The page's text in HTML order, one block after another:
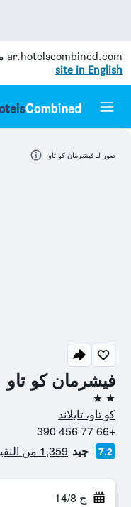
ar.hotelscombined.com
site in English
فيشرمان كو تاو
2 نجمتين
كو تاو، تايلاند
+66 77 456 390
7.2 جيد 1,359 من التقييمات تم التحقق منها
ج 14/8
صور لـ فيشرمان كو تاو